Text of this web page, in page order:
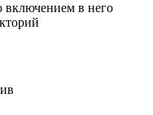
включением в него